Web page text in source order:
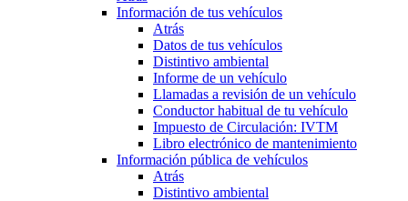
Información de tus vehículos
Atrás
Datos de tus vehículos
Distintivo ambiental
Informe de un vehículo
Llamadas a revisión de un vehículo
Conductor habitual de tu vehículo
Impuesto de Circulación: IVTM
Libro electrónico de mantenimiento
Información pública de vehículos
Atrás
Distintivo ambiental